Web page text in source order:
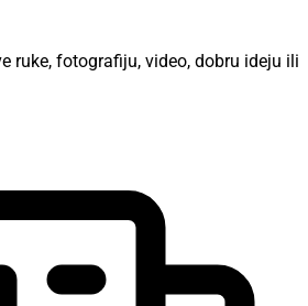
ruke, fotografiju, video, dobru ideju ili